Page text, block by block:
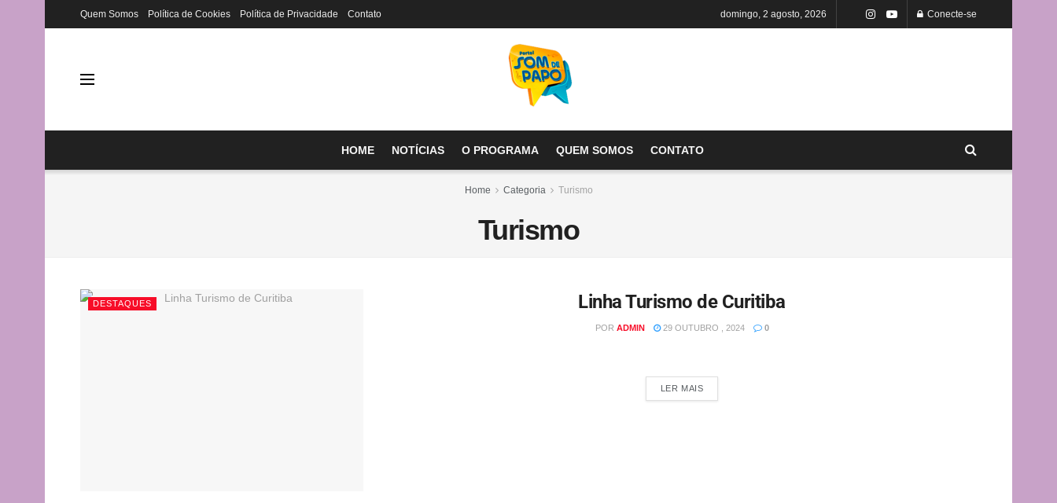
Quem Somos Política de Cookies Política de Privacidade Contato domingo, 2 agosto, 2026 Conecte-se
HOME NOTÍCIAS O PROGRAMA QUEM SOMOS CONTATO
Home Categoria Turismo
Turismo
DESTAQUES Linha Turismo de Curitiba
POR ADMIN 29 OUTUBRO , 2024 0
LER MAIS